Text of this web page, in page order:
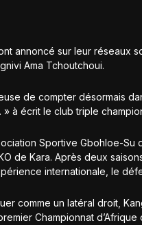
annoncé sur leur réseaux
Ama Tchoutchoui.
de compter désormais
» à écrit le club triple
Sportive Gbohloe-
de Kara. Après deux
internationale, le
comme un latéral droit,
Championnat